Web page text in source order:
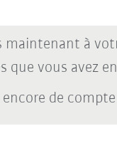
maintenant à
que vous avez
encore de